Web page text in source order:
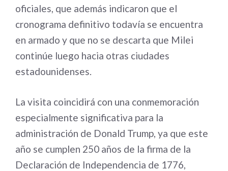
oficiales, que además indicaron que el
cronograma definitivo todavía se encuentra
en armado y que no se descarta que Milei
continúe luego hacia otras ciudades
estadounidenses.
La visita coincidirá con una conmemoración
especialmente significativa para la
administración de Donald Trump, ya que este
año se cumplen 250 años de la firma de la
Declaración de Independencia de 1776,